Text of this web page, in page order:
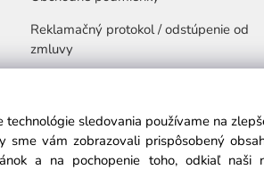
Reklamačný protokol / odstúpenie od
zmluvy
Vyhlásenie o prístupnosti
sledovania používame na
sme vám zobrazovali prispôsobený
a na pochopenie toho, odkiaľ naši